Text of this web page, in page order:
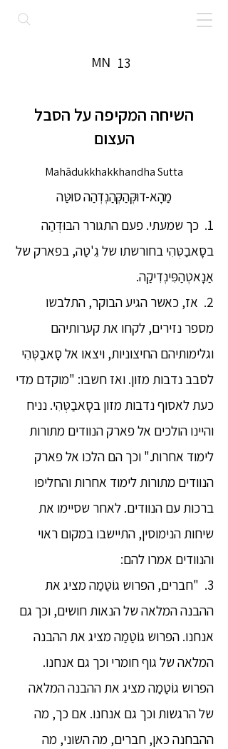
13
MN
השיחה המקיפה על הסבל
העצום
Mahādukkhakkhandha Sutta
מַהָא-דוּקְּהַקְּהַנְדְהַה סוּטַּה
1. כך שמעתי. פעם התגורר הבּוּדְּהַה
בסָאבַטְּהִי בחורשתו של גֵ'טַה, בפארק של
אַנָאטְהַפִּינְדִיקַה.
2. אז, כאשר הגיע הבוקר, התלבשו
מספר נזירים, לקחו את קערותיהם
וגלימותיהם החיצוניות, ויצאו אל סָאבַטְּהִי
לסבב נדבות מזון. ואז חשבו: "מוקדם מדי
כעת לאסוף נדבות מזון בסָאבַטְּהִי. נניח
והיינו הולכים אל פארק הנוודים מתורות
לימוד אחרות." וכך הם הלכו אל פארק
הנוודים מתורות לימוד אחרות והחליפו
ברכות עם הנוודים. לאחר שסיימו את
שיחות הנימוסין, התיישבו במקום ראוי
והנוודים אמרו להם:
3. "חברים, הפרוש גוֹטַמַה מציג את
ההבנה המלאה של הנאות חושים, וכך גם
אנחנו. הפרוש גוֹטַמַה מציג את ההבנה
המלאה של גוף חומרי וכך גם אנחנו.
הפרוש גוֹטַמַה מציג את ההבנה המלאה
של הרגשות וכך גם אנחנו. אם כך, מה
ההבחנה כאן, חברים, מה השוני, מה